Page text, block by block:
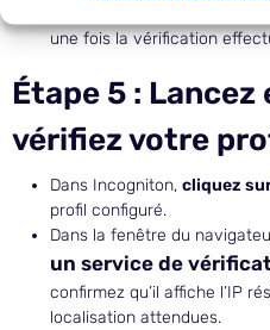
une fois la vérification
Étape 5 : Lancez
vérifiez votre
Dans Incogniton, cliquez
profil configuré.
Dans la fenêtre du
un service de
confirmez qu’il affiche l’IP
localisation attendues.